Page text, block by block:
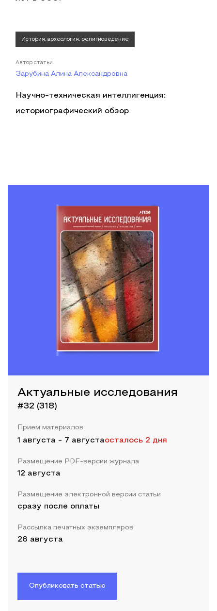
История, археология, религиоведение
Автор статьи
Зарубина Алина Александровна
Научно-техническая интеллигенция:
историографический обзор
Актуальные исследования
#32 (318)
Прием материалов
1 августа - 7 августаосталось 2 дня
Размещение PDF-версии журнала
12 августа
Размещение электронной версии статьи
сразу после оплаты
Рассылка печатных экземпляров
26 августа
Опубликовать статью